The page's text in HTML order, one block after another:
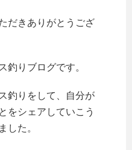
だきありがとうござ
釣りブログです。
釣りをして、自分が
をシェアしていこう
した。